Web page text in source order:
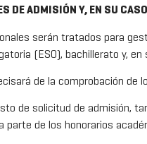
DE ADMISIÓN Y, EN SU
serán tratados para
(ESO), bachillerato y,
de la comprobación de
de solicitud de admisión,
parte de los honorarios